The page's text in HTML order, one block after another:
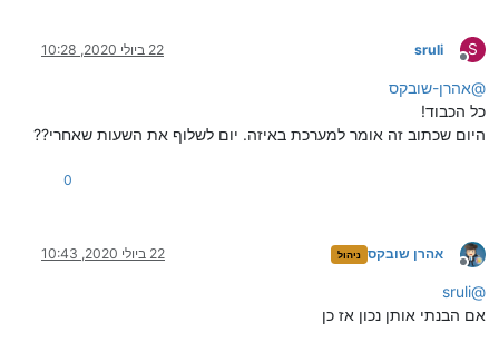
S
מנותק
sruli 22 ביולי 2020, 10:28
@אהרן-שובקס
כל הכבוד!
היום שכתוב זה אומר למערכת באיזה. יום לשלוף את השעות שאחרי??
0
מנותק
אהרן שובקס ניהול 22 ביולי 2020, 10:43
@
sruli
אם הבנתי אותן נכון אז כן